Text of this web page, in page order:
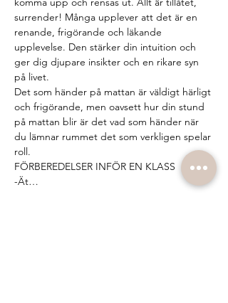
surrender! Många upplever att det är en
renande, frigörande och läkande
upplevelse. Den stärker din intuition och
ger dig djupare insikter och en rikare syn
på livet.
Det som händer på mattan är väldigt härligt
och frigörande, men oavsett hur din stund
på mattan blir är det vad som händer när
du lämnar rummet det som verkligen spelar
roll.
FÖRBEREDELSER INFÖR EN KLASS
-Ät…